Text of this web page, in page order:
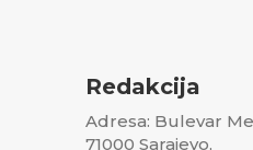
Redakcija
Adresa: Bulevar
71000 Sarajevo,